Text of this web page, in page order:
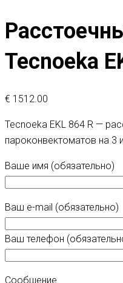
Tecnoeka
€ 1512.00
Tecnoeka EKL 864 R —
пароконвектоматов на 3
Ваше имя (обязательно)
Ваш e-mail (обязательно)
Ваш телефон
Сообщение